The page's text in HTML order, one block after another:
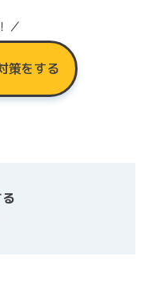
／
策をする